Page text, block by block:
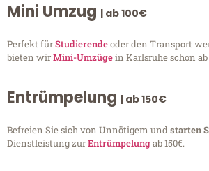
Mini Umzug | ab 100€
Perfekt fürStudierendeoder den Transport
bieten wirMini-Umzügein Karlsruhe schon ab
Entrümpelung | ab 150€
Befreien Sie sich von Unnötigem undstarten
Dienstleistung zurEntrümpelungab 150€.